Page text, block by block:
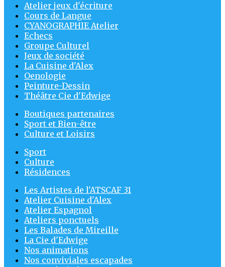
Atelier jeux d'écriture
Cours de Langue
CYANOGRAPHIE Atelier
Echecs
Groupe Culturel
Jeux de société
La Cuisine d'Alex
Oenologie
Peinture-Dessin
Théâtre Cie d'Edwige
Boutiques partenaires
Sport et Bien-être
Culture et Loisirs
Sport
Culture
Résidences
Les Artistes de l'ATSCAF 31
Atelier Cuisine d'Alex
Atelier Espagnol
Ateliers ponctuels
Les Balades de Mireille
La Cie d'Edwige
Nos animations
Nos conviviales escapades